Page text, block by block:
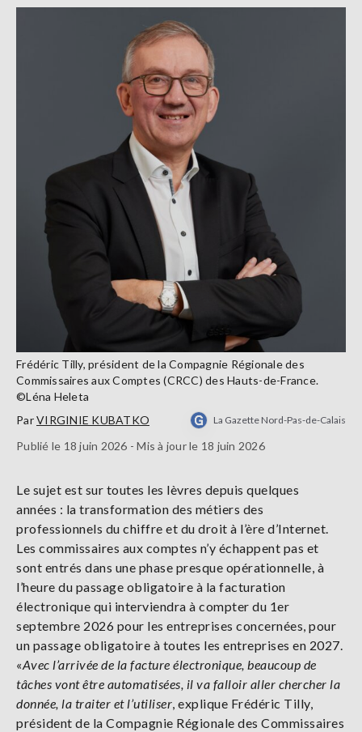
Frédéric Tilly, président de la Compagnie Régionale des
Commissaires aux Comptes (CRCC) des Hauts-de-France.
©Léna Heleta
ParVIRGINIE KUBATKO La Gazette Nord-Pas-de-Calais
Publié le 18 juin 2026 - Mis à jour le 18 juin 2026
Le sujet est sur toutes les lèvres depuis quelques
années : la transformation des métiers des
professionnels du chiffre et du droit à l’ère d’Internet.
Les commissaires aux comptes n’y échappent pas et
sont entrés dans une phase presque opérationnelle, à
l’heure du passage obligatoire à la facturation
électronique qui interviendra à compter du 1er
septembre 2026 pour les entreprises concernées, pour
un passage obligatoire à toutes les entreprises en 2027.
«Avec l’arrivée de la facture électronique, beaucoup de
tâches vont être automatisées, il va falloir aller chercher la
donnée, la traiter et l’utiliser, explique Frédéric Tilly,
président de la Compagnie Régionale des Commissaires